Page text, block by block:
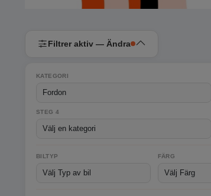
Filtrer aktiv — Ändra
KATEGORI
STEG 4
BILTYP FÄRG